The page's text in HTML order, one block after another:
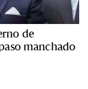
de
manchado